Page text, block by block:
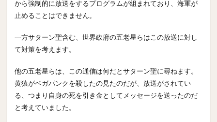
から強制的に放送をするプログラムが組まれており、海軍が
止めることはできません。
一方サターン聖含む、世界政府の五老星らはこの放送に対し
て対策を考えます。
他の五老星らは、この通信は何だとサターン聖に尋ねます。
黄猿がベガパンクを殺したの見たのだが、放送がされてい
る、つまり自身の死を引き金としてメッセージを送ったのだ
と考えていました。